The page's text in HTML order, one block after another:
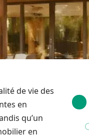
de vie des
en
qu’un
en